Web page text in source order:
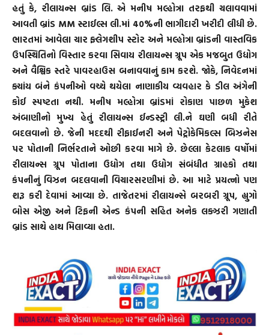
હતું કે, રીલાયન્સ બ્રાંડ લિ. એ મનીષ મલ્હોત્રા તરફથી ચલાવવામાં
આવતી બ્રાંડ MM સ્ટાઈલ્સ લી.માં 40%ની ભાગીદારી ખરીદી લીધી છે.
ભારતમાં આવેલા ચાર ફ્લેગશીપ સ્ટોર અને મલ્હોત્રા બ્રાંડની વાસ્તવિક
ઉપસ્થિતિનો વિસ્તાર કરવા સિવાય રીલાયન્સ ગ્રૂપ એક મજબુત ઉદ્યોગ
અને વૈશ્વિક સ્તરે પાવરહાઉસ બનાવવાનું કામ કરશે. જોકે, નિવેદનમાં
ક્યાંય બંને કંપનીઓ વચ્ચે થયેલા નાણાકીય વ્યવહાર કે ડીલ અંગેની
કોઈ સ્પષ્ટતા નથી. મનીષ મલ્હોત્રા બ્રાંડમાં રોકાણ પાછળ મુકેશ
અંબાણીનો મુખ્ય હેતું રીલાયન્સ ઈન્ડસ્ટ્રી લી.ને ઘણી બધી રીતે
બદલવાનો છે. જેની મદદથી રીફાઈનરી અને પેટ્રોકેમિકલ્સ બિઝનેસ
પર પોતાની નિર્ભરતાને ઓછી કરવા માગે છે. છેલ્લા કેટલાક વર્ષોમાં
રીલાયન્સ ગ્રૂપ પોતાના ઉદ્યોગ તથા ઉદ્યોગ સંબંધીત ગ્રાહકો તથા
કંપનીનું વિઝન બદલવાની વિચારસરણીમાં છે. આ માટે પ્રયત્નો પણ
શરૂ કરી દેવામાં આવ્યા છે. તાજેતરમાં રીલાયન્સે બરબરી ગ્રૂપ, હ્યુગો
બોસ એજી અને ટિફની એન્ડ કંપની સહિત અનેક લક્ઝરી ગણાતી
બ્રાંડ સાથે હાથ મિલાવ્યા હતા.